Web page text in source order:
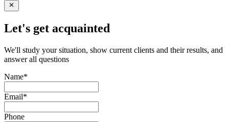
Let's get acquainted
We'll study your situation, show current clients and their results, and
answer all questions
Name*
Email*
Phone